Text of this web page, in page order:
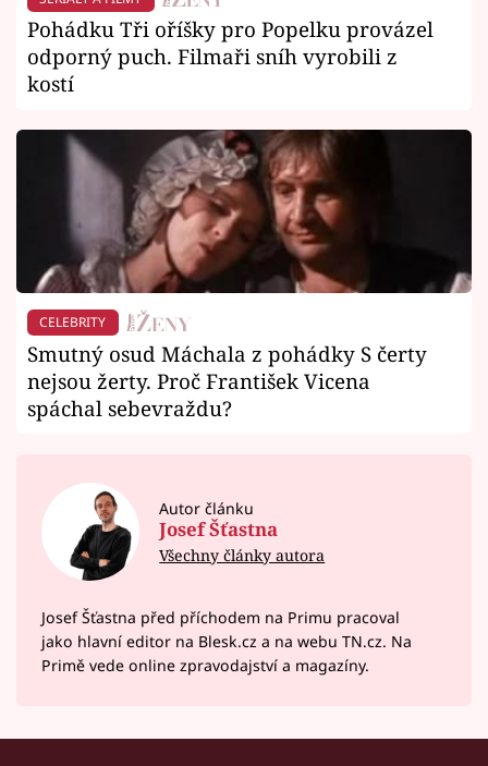
Pohádku Tři oříšky pro Popelku provázel
odporný puch. Filmaři sníh vyrobili z
kostí
CELEBRITY
Smutný osud Máchala z pohádky S čerty
nejsou žerty. Proč František Vicena
spáchal sebevraždu?
Autor článku
Josef Šťastna
Všechny články autora
Josef Šťastna před příchodem na Primu pracoval
jako hlavní editor na Blesk.cz a na webu TN.cz. Na
Primě vede online zpravodajství a magazíny.